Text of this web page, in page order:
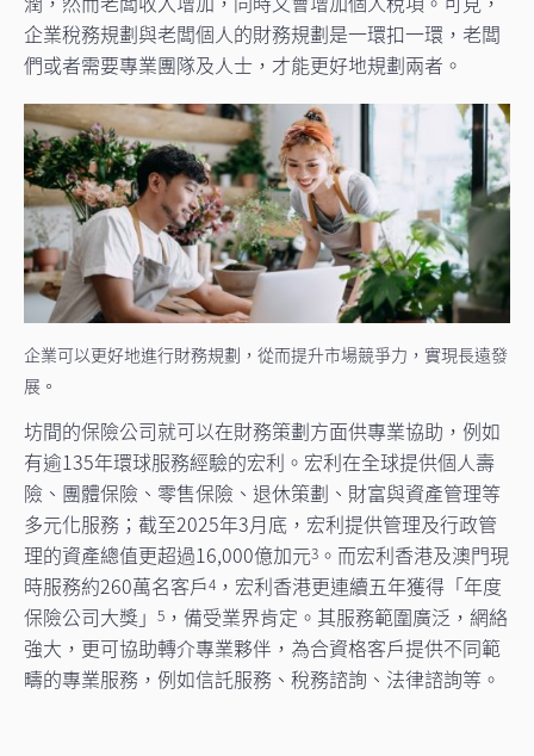
企業稅務規劃與老闆個人的財務規劃是一環扣一環，老闆
們或者需要專業團隊及人士，才能更好地規劃兩者。
企業可以更好地進行財務規劃，從而提升市場競爭力，實現長遠發
展。
坊間的保險公司就可以在財務策劃方面供專業協助，例如
有逾135年環球服務經驗的宏利。宏利在全球提供個人壽
險、團體保險、零售保險、退休策劃、財富與資產管理等
多元化服務；截至2025年3月底，宏利提供管理及行政管
理的資產總值更超過16,000億加元3 。而宏利香港及澳門現
時服務約260萬名客戶4 ，宏利香港更連續五年獲得「年度
保險公司大獎」 5 ，備受業界肯定。其服務範圍廣泛，網絡
強大，更可協助轉介專業夥伴，為合資格客戶提供不同範
疇的專業服務，例如信託服務、稅務諮詢、法律諮詢等。